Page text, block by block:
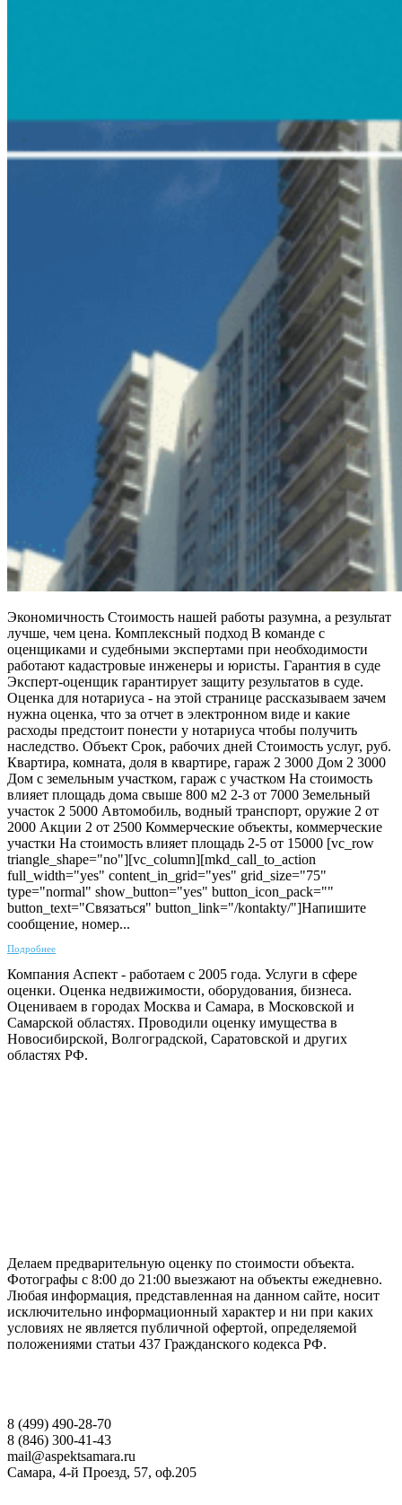
Экономичность Стоимость нашей работы разумна, а результат
лучше, чем цена. Комплексный подход В команде с
оценщиками и судебными экспертами при необходимости
работают кадастровые инженеры и юристы. Гарантия в суде
Эксперт-оценщик гарантирует защиту результатов в суде.
Оценка для нотариуса - на этой странице рассказываем зачем
нужна оценка, что за отчет в электронном виде и какие
расходы предстоит понести у нотариуса чтобы получить
наследство. Объект Срок, рабочих дней Стоимость услуг, руб.
Квартира, комната, доля в квартире, гараж 2 3000 Дом 2 3000
Дом с земельным участком, гараж с участком На стоимость
влияет площадь дома свыше 800 м2 2-3 от 7000 Земельный
участок 2 5000 Автомобиль, водный транспорт, оружие 2 от
2000 Акции 2 от 2500 Коммерческие объекты, коммерческие
участки На стоимость влияет площадь 2-5 от 15000 [vc_row
triangle_shape="no"][vc_column][mkd_call_to_action
full_width="yes" content_in_grid="yes" grid_size="75"
type="normal" show_button="yes" button_icon_pack=""
button_text="Связаться" button_link="/kontakty/"]Напишите
сообщение, номер...
Подробнее
Компания Аспект - работаем с 2005 года. Услуги в сфере
оценки. Оценка недвижимости, оборудования, бизнеса.
Оцениваем в городах Москва и Самара, в Московской и
Самарской областях. Проводили оценку имущества в
Новосибирской, Волгоградской, Саратовской и других
областях РФ.
Делаем предварительную оценку по стоимости объекта.
Фотографы с 8:00 до 21:00 выезжают на объекты ежедневно.
Любая информация, представленная на данном сайте, носит
исключительно информационный характер и ни при каких
условиях не является публичной офертой, определяемой
положениями статьи 437 Гражданского кодекса РФ.
8 (499) 490-28-70
8 (846) 300-41-43
mail@aspektsamara.ru
Самара, 4-й Проезд, 57, оф.205